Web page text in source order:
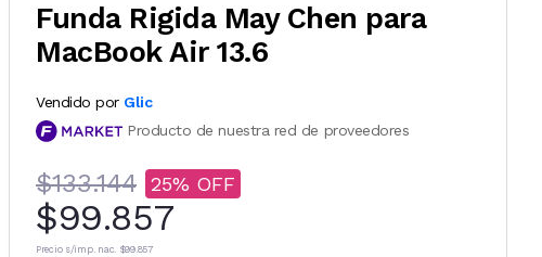
Funda Rigida May Chen para
MacBook Air 13.6
Vendido por Glic
Producto de nuestra red de proveedores
$133.144 25
$99.857
Precio s/imp. nac. $99.857